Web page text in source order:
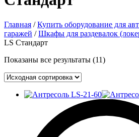
Главная /Купить оборудование для
гаражей /Шкафы для раздевалок
LS Стандарт
Показаны все результаты (11)